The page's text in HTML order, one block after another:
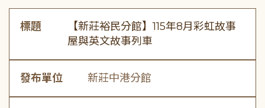
標題
【新莊裕民分館】115年8月彩虹故事
屋與英文故事列車
發布單位 新莊中港分館